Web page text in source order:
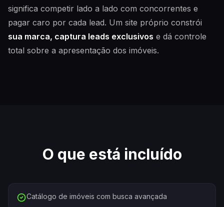
significa competir lado a lado com concorrentes e
pagar caro por cada lead. Um site próprio constrói
sua marca, captura leads exclusivos e dá controle
total sobre a apresentação dos imóveis.
O que está incluído
Catálogo de imóveis com busca avançada